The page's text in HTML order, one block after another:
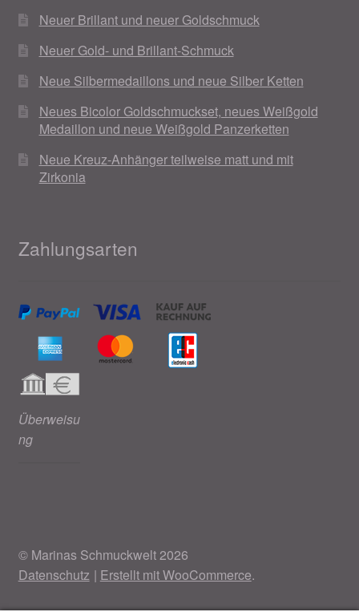
Neuer Brillant und neuer Goldschmuck
Neuer Gold- und Brillant-Schmuck
Neue Silbermedaillons und neue Silber Ketten
Neues Bicolor Goldschmuckset, neues Weißgold
Medaillon und neue Weißgold Panzerketten
Neue Kreuz-Anhänger teilweise matt und mit
Zirkonia
Zahlungsarten
Überweisu
ng
© Marinas Schmuckwelt 2026
Datenschutz
Erstellt mit WooCommerce.